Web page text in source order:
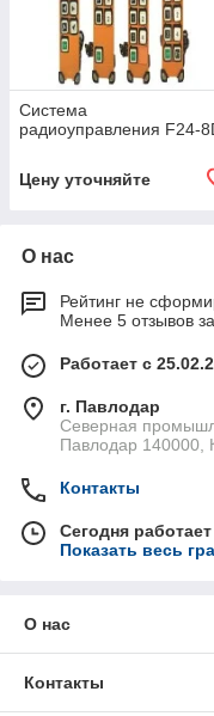
Система
радиоуправления F24-
Цену уточняйте
О нас
Рейтинг не
Менее 5 отзывов
Работает с
г. Павлодар
Северная
Павлодар 140000,
Контакты
Сегодня
Показать весь
О нас
Контакты